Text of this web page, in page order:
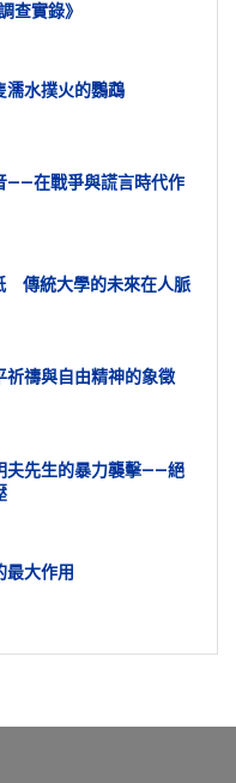
查實錄》
濡水撲火的鸚鵡
——在戰爭與謊言時代作
傳統大學的未來在人脈
祈禱與自由精神的象徵
夫先生的暴力襲擊——絕
最大作用